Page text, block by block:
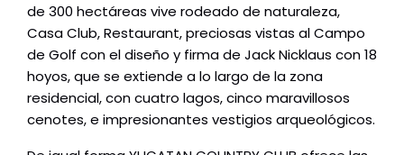
de 300 hectáreas vive rodeado de naturaleza,
Casa Club, Restaurant, preciosas vistas al Campo
de Golf con el diseño y firma de Jack Nicklaus con 18
hoyos, que se extiende a lo largo de la zona
residencial, con cuatro lagos, cinco maravillosos
cenotes, e impresionantes vestigios arqueológicos.